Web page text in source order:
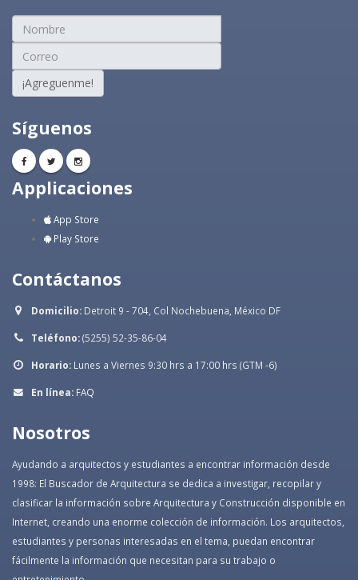
¡Agreguenme!
Síguenos
Applicaciones
App Store
Play Store
Contáctanos
Domicilio: Detroit 9 - 704, Col Nochebuena, México DF
Teléfono:(5255) 52-35-86-04
Horario: Lunes a Viernes 9:30 hrs a 17:00 hrs (GTM -6)
En línea: FAQ
Nosotros
Ayudando a arquitectos y estudiantes a encontrar información desde
1998: El Buscador de Arquitectura se dedica a investigar, recopilar y
clasificar la información sobre Arquitectura y Construcción disponible en
Internet, creando una enorme colección de información. Los arquitectos,
estudiantes y personas interesadas en el tema, puedan encontrar
fácilmente la información que necesitan para su trabajo o